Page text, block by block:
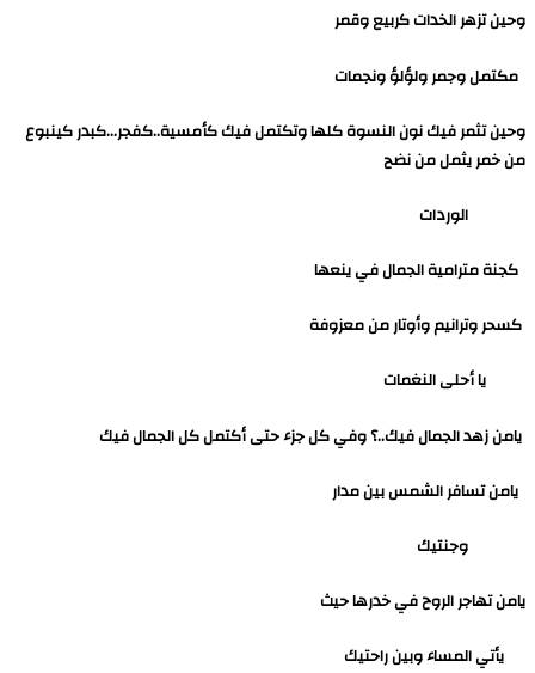
وحين تزهر الخدات كربيع وقمر
مكتمل وجمر ولؤلؤ ونجمات
وحين تثمر فيك نون النسوة كلها وتكتمل فيك كأمسية..كفجر…كبدر كينبوع
من خمر يثمل من نضح
الوردات
كجنة مترامية الجمال في ينعها
كسحر وترانيم وأوتار من معزوفة
يا أحلى النغمات
يامن زهد الجمال فيك..؟ وفي كل جزء حتى أكتمل كل الجمال فيك
يامن تسافر الشمس بين مدار
وجنتيك
يامن تهاجر الروح في خدرها حيث
يأتي المساء وبين راحتيك